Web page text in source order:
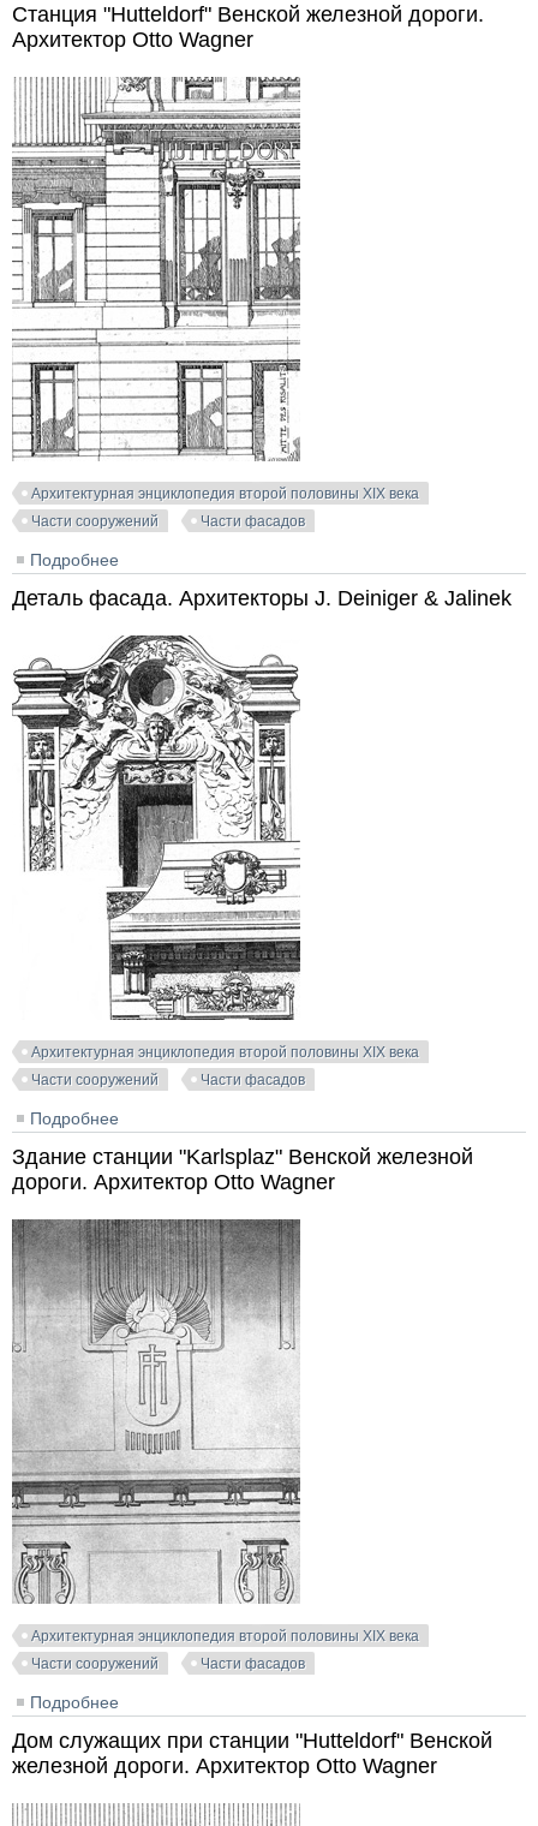
Станция "Hutteldorf" Венской железной дороги.
Архитектор Otto Wagner
Архитектурная энциклопедия второй половины XIX века
Части сооружений
Части фасадов
Подробнее
Деталь фасада. Архитекторы J. Deiniger & Jalinek
Архитектурная энциклопедия второй половины XIX века
Части сооружений
Части фасадов
Подробнее
Здание станции "Karlsplaz" Венской железной
дороги. Архитектор Otto Wagner
Архитектурная энциклопедия второй половины XIX века
Части сооружений
Части фасадов
Подробнее
Дом служащих при станции "Hutteldorf" Венской
железной дороги. Архитектор Otto Wagner